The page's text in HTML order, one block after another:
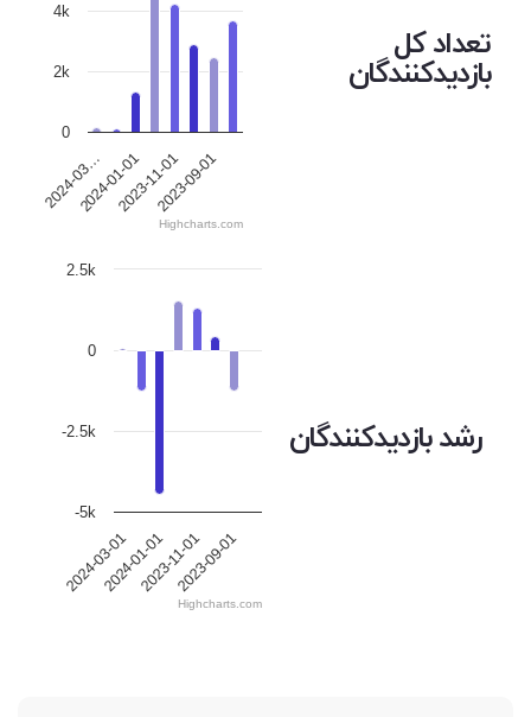
تعداد کل
بازدیدکنندگان
2024-03…2024-01-012023-11-012023-09-01
0
2k
4k
Highcharts.com
رشد بازدیدکنندگان
2024-03-012024-01-012023-11-012023-09-01
0
-5k
-2.5k
2.5k
Highcharts.com